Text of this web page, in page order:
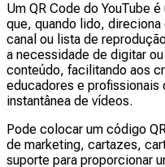
Um QR Code do YouTube
que, quando lido,
canal ou lista de
a necessidade de digitar
conteúdo, facilitando aos
educadores e profissionais
instantânea de vídeos.
Pode colocar um código
de marketing, cartazes,
suporte para proporcionar